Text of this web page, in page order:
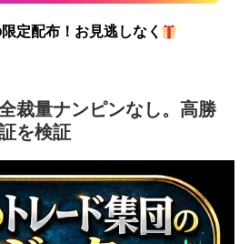
定配布！お見逃しなく
裁量ナンピンなし。高勝
を検証